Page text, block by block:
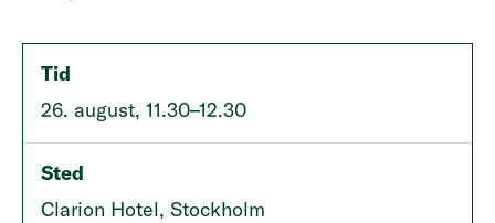
Tid
26. august, 11.30–12.30
Sted
Clarion Hotel, Stockholm